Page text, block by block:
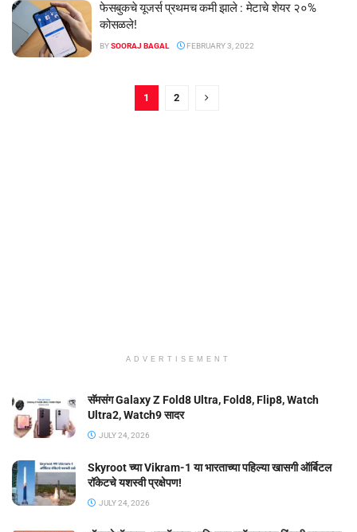
फेसबुकचे यूजर्स प्रथमच कमी झाले : मेटाचे शेयर २०%
कोसळले!
BYSOORAJ BAGAL FEBRUARY 3, 2022
1 2
ADVERTISEMENT
सॅमसंग Galaxy Z Fold8 Ultra, Fold8, Flip8, Watch
Ultra2, Watch9 सादर
JULY 24, 2026
Skyroot च्या Vikram-1 या भारताच्या पहिल्या खासगी ऑर्बिटल
रॉकेटचे यशस्वी प्रक्षेपण!
JULY 24, 2026